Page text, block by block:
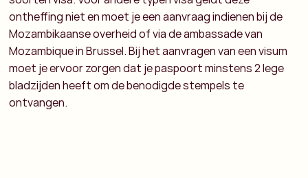
ontheffing niet en moet je een aanvraag indienen bij de
Mozambikaanse overheid of via de ambassade van
Mozambique in Brussel. Bij het aanvragen van een visum
moet je ervoor zorgen dat je paspoort minstens 2 lege
bladzijden heeft om de benodigde stempels te
ontvangen.